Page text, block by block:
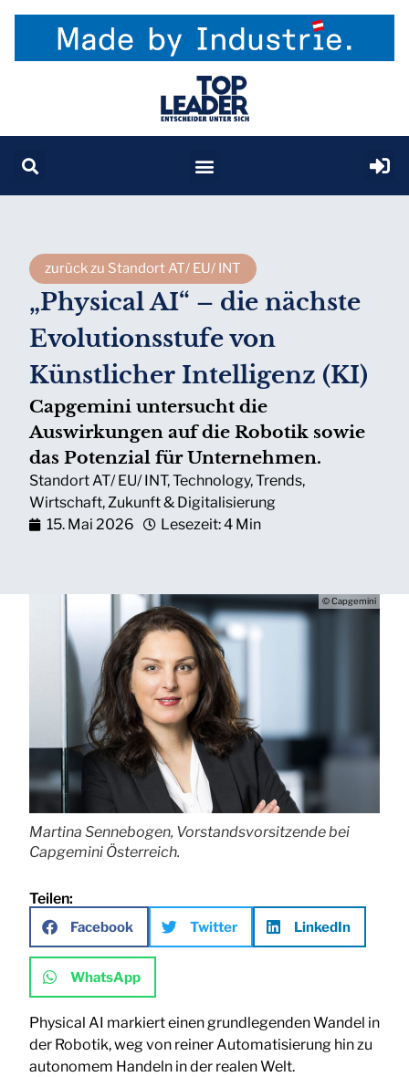
zurück zu Standort AT/ EU/ INT
„Physical AI“ – die nächste
Evolutionsstufe von
Künstlicher Intelligenz (KI)
Capgemini untersucht die
Auswirkungen auf die Robotik sowie
das Potenzial für Unternehmen.
Standort AT/ EU/ INT,Technology,Trends,
Wirtschaft,Zukunft & Digitalisierung
15. Mai 2026
Lesezeit: 4 Min
© Capgemini
Martina Sennebogen, Vorstandsvorsitzende bei
Capgemini Österreich.
Teilen:
Facebook Twitter LinkedIn
WhatsApp
Physical AI markiert einen grundlegenden Wandel in
der Robotik, weg von reiner Automatisierung hin zu
autonomem Handeln in der realen Welt.